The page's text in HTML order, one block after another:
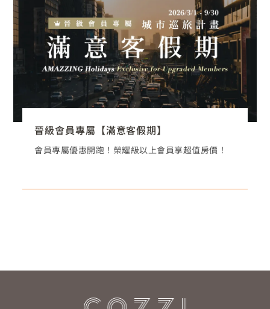
晉級會員專屬【滿意客假期】
會員專屬優惠開跑！榮耀級以上會員享超值房價！